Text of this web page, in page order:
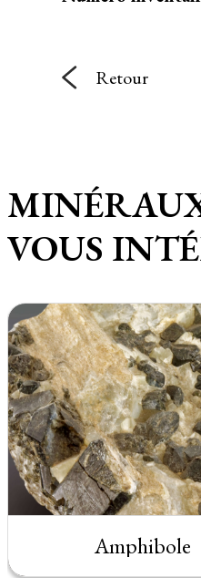
Retour
VOUS
Amphibole